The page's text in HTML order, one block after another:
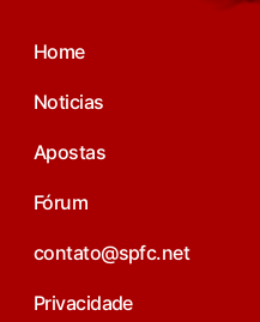
Home
Noticias
Apostas
Fórum
contato@spfc.net
Privacidade